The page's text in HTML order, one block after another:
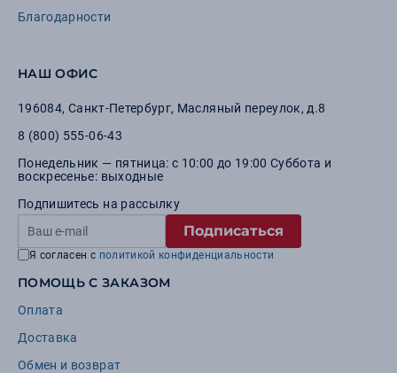
Благодарности
НАШ ОФИС
196084, Санкт-Петербург, Масляный переулок, д.8
8 (800) 555-06-43
Понедельник — пятница: с 10:00 до 19:00 Суббота и
воскресенье: выходные
Подпишитесь на рассылку
Подписаться
Я согласен с политикой конфиденциальности
ПОМОЩЬ С ЗАКАЗОМ
Оплата
Доставка
Обмен и возврат